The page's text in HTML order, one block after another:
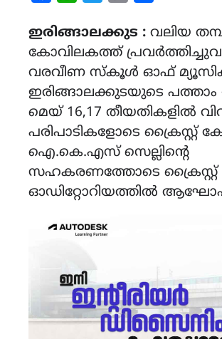
ഇരിങ്ങാലക്കുട : വലിയ
കോവിലകത്ത്
വരവീണ സ്കൂൾ ഓഫ്
ഇരിങ്ങാലക്കുടയുടെ പത്താം
മെയ് 16,17 തീയതികളിൽ
പരിപാടികളോടെ ക്രൈസ്റ്റ്
ഐ.കെ.എസ് സെല്ലിന്റെ
സഹകരണത്തോടെ
ഓഡിറ്റോറിയത്തിൽ